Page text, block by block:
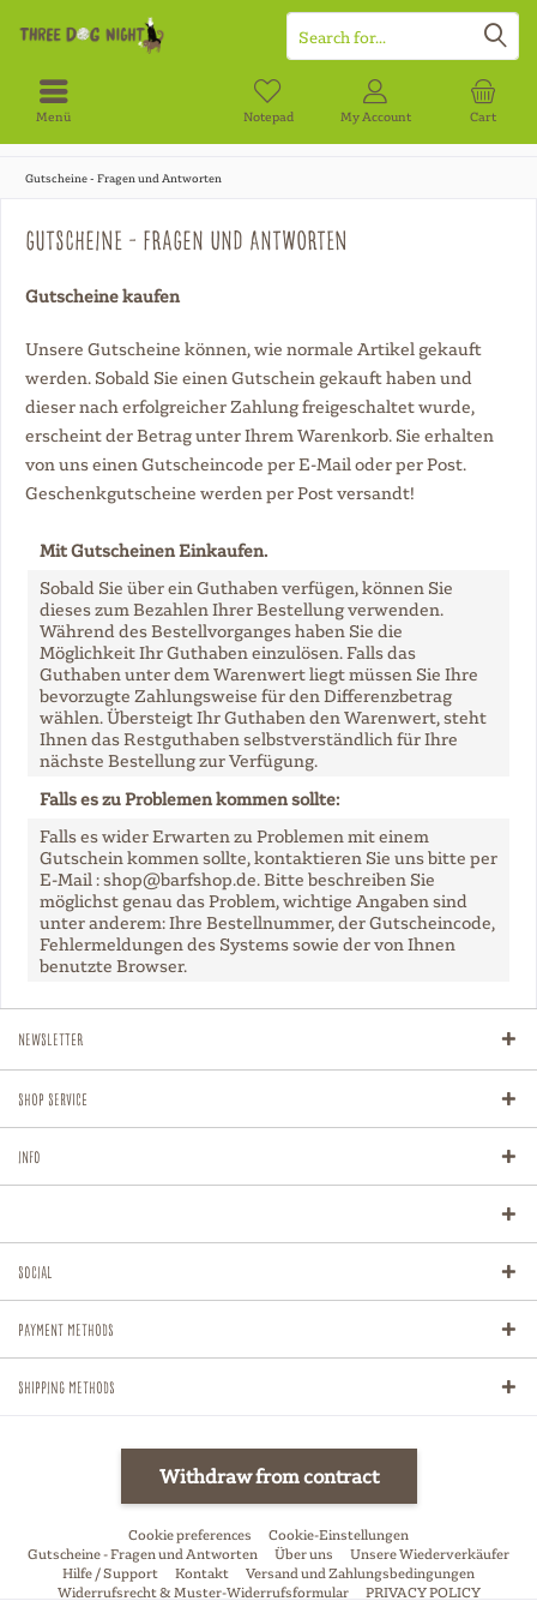
Menü Cart
Notepad My Account
Gutscheine - Fragen und Antworten
Gutscheine - Fragen und Antworten
Gutscheine kaufen
Unsere Gutscheine können, wie normale Artikel gekauft
werden. Sobald Sie einen Gutschein gekauft haben und
dieser nach erfolgreicher Zahlung freigeschaltet wurde,
erscheint der Betrag unter Ihrem Warenkorb. Sie erhalten
von uns einen Gutscheincode per E-Mail oder per Post.
Geschenkgutscheine werden per Post versandt!
Mit Gutscheinen Einkaufen.
Sobald Sie über ein Guthaben verfügen, können Sie
dieses zum Bezahlen Ihrer Bestellung verwenden.
Während des Bestellvorganges haben Sie die
Möglichkeit Ihr Guthaben einzulösen. Falls das
Guthaben unter dem Warenwert liegt müssen Sie Ihre
bevorzugte Zahlungsweise für den Differenzbetrag
wählen. Übersteigt Ihr Guthaben den Warenwert, steht
Ihnen das Restguthaben selbstverständlich für Ihre
nächste Bestellung zur Verfügung.
Falls es zu Problemen kommen sollte:
Falls es wider Erwarten zu Problemen mit einem
Gutschein kommen sollte, kontaktieren Sie uns bitte per
E-Mail : shop@barfshop.de. Bitte beschreiben Sie
möglichst genau das Problem, wichtige Angaben sind
unter anderem: Ihre Bestellnummer, der Gutscheincode,
Fehlermeldungen des Systems sowie der von Ihnen
benutzte Browser.
Newsletter
Shop Service
Info
Social
Payment methods
Shipping methods
Withdraw from contract
Cookie preferences
Cookie-Einstellungen
Gutscheine - Fragen und Antworten
Über uns
Unsere Wiederverkäufer
Hilfe / Support
Kontakt
Versand und Zahlungsbedingungen
Widerrufsrecht & Muster-Widerrufsformular
PRIVACY POLICY